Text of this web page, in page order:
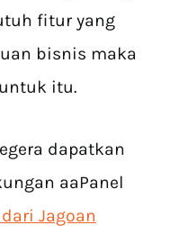
fitur yang
bisnis maka
itu.
dapatkan
aaPanel
Jagoan